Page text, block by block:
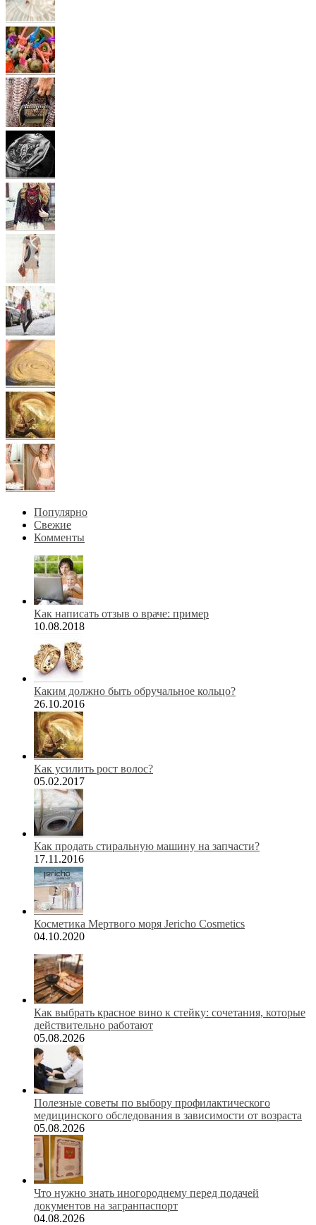
Популярно
Свежие
Комменты
Как написать отзыв о враче: пример
10.08.2018
Каким должно быть обручальное кольцо?
26.10.2016
Как усилить рост волос?
05.02.2017
Как продать стиральную машину на запчасти?
17.11.2016
Косметика Мертвого моря Jericho Cosmetics
04.10.2020
Как выбрать красное вино к стейку: сочетания, которые
действительно работают
05.08.2026
Полезные советы по выбору профилактического
медицинского обследования в зависимости от возраста
05.08.2026
Что нужно знать иногороднему перед подачей
документов на загранпаспорт
04.08.2026